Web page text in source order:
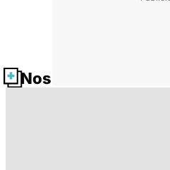
Nos fiches santé